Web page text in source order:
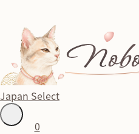
Japan Select
0